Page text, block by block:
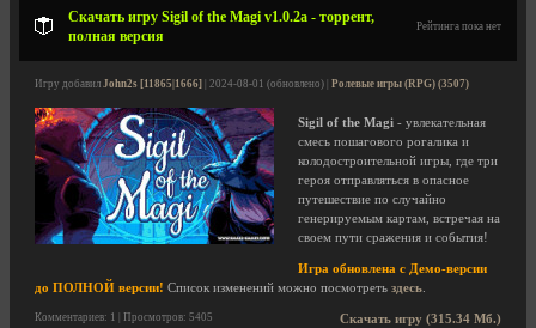
Скачать игру Sigil of the Magi v1.0.2a - торрент,
полная версия
Рейтинга пока нет
Игру добавил John2s [11865|1666] | 2024-08-01 (обновлено) | Ролевые игры (RPG) (3507)
Sigil of the Magi - увлекательная
смесь пошагового рогалика и
колодостроительной игры, где три
героя отправляться в опасное
путешествие по случайно
генерируемым картам, встречая на
своем пути сражения и события!
Игра обновлена с Демо-версии
до ПОЛНОЙ версии! Список изменений можно посмотреть здесь
Скачать игру (315.34 Мб.)
Комментариев: 1 | Просмотров: 5405